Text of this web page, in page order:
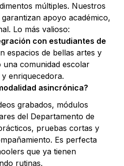
múltiples. Nuestros
garantizan apoyo académico,
Lo más valioso:
con estudiantes de
espacios de bellas artes y
comunidad escolar
enriquecedora.
asincrónica?
grabados, módulos
del Departamento de
pruebas cortas y
Es perfecta
que ya tienen
rutinas.